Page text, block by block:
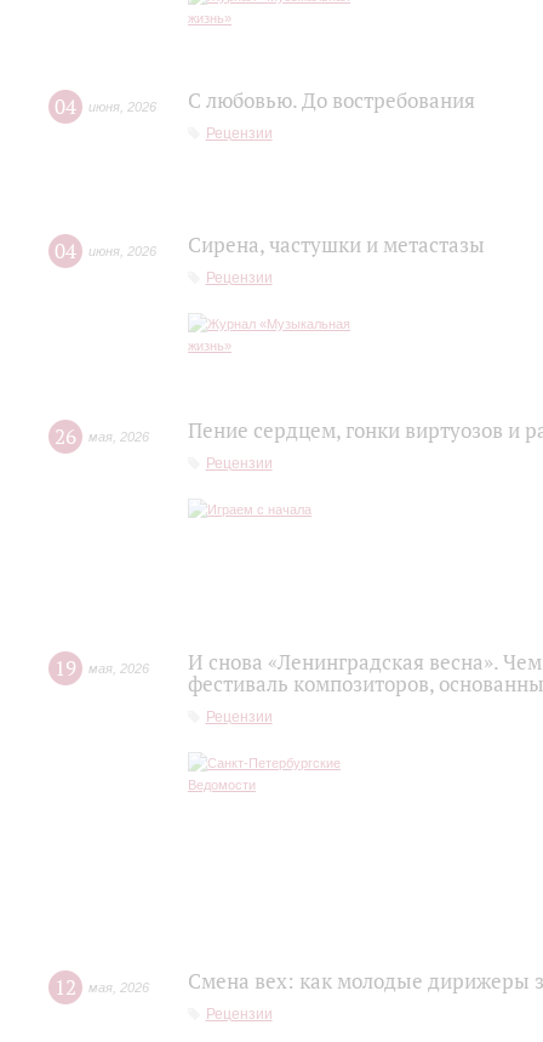
04 июня 2026 С любовью. До востребования
Рецензии
04 июня 2026 Сирена, частушки и метастазы
Рецензии
26 мая 2026 Пение сердцем, гонки виртуозов и
Рецензии
19 мая 2026
И снова «Ленинградская весна».
фестиваль композиторов,
Рецензии
12 мая 2026 Смена вех: как молодые дирижеры
Рецензии